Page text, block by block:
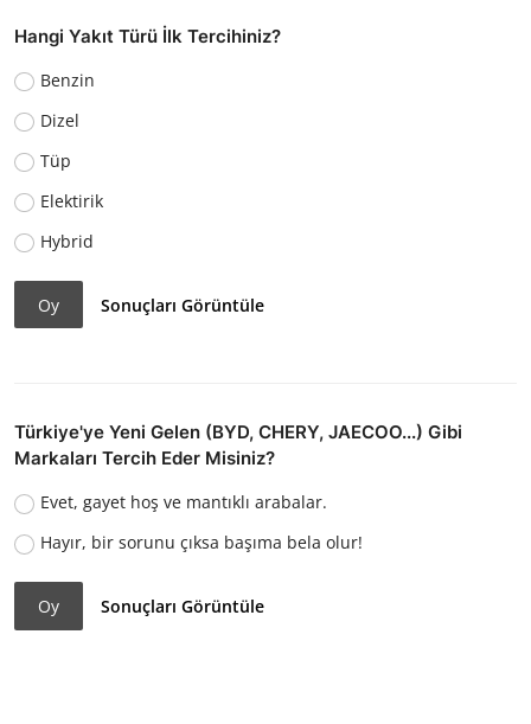
Hangi Yakıt Türü İlk Tercihiniz?
Benzin
Dizel
Tüp
Elektirik
Hybrid
Oy Sonuçları Görüntüle
Türkiye'ye Yeni Gelen (BYD, CHERY, JAECOO...) Gibi
Markaları Tercih Eder Misiniz?
Evet, gayet hoş ve mantıklı arabalar.
Hayır, bir sorunu çıksa başıma bela olur!
Oy Sonuçları Görüntüle